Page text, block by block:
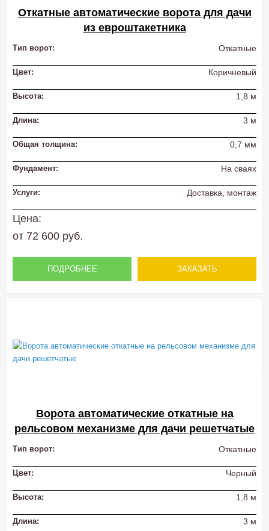
Откатные автоматические ворота для дачи
из евроштакетника
Тип ворот: Откатные
Цвет: Коричневый
Высота: 1,8 м
Длина: 3 м
Общая толщина: 0,7 мм
Фундамент: На сваях
Услуги: Доставка, монтаж
Цена:
от 72 600 руб.
ПОДРОБНЕЕ ЗАКАЗАТЬ
Ворота автоматические откатные на
рельсовом механизме для дачи решетчатые
Тип ворот: Откатные
Цвет: Черный
Высота: 1,8 м
Длина: 3 м